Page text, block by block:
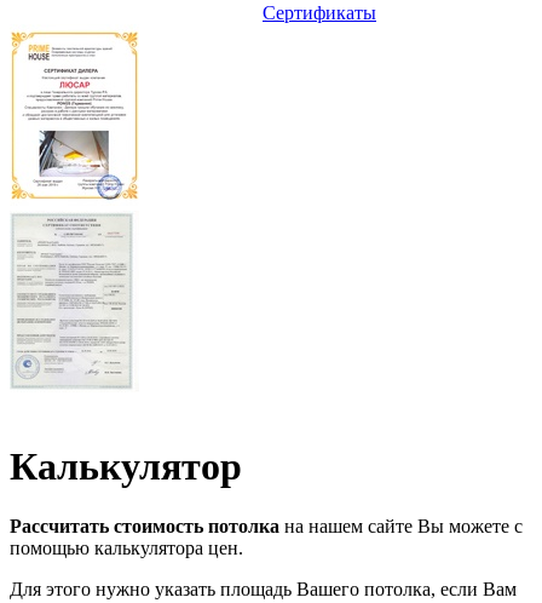
Сертификаты
Калькулятор
Рассчитать стоимость потолка на нашем сайте Вы можете с
помощью калькулятора цен.
Для этого нужно указать площадь Вашего потолка, если Вам